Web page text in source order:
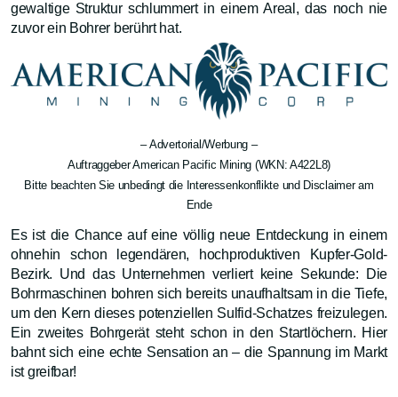
gewaltige Struktur schlummert in einem Areal, das noch nie
zuvor ein Bohrer berührt hat.
– Advertorial/Werbung –
Auftraggeber American Pacific Mining (WKN: A422L8)
Bitte beachten Sie unbedingt die Interessenkonflikte und Disclaimer am
Ende
Es ist die Chance auf eine völlig neue Entdeckung in einem
ohnehin schon legendären, hochproduktiven Kupfer-Gold-
Bezirk. Und das Unternehmen verliert keine Sekunde: Die
Bohrmaschinen bohren sich bereits unaufhaltsam in die Tiefe,
um den Kern dieses potenziellen Sulfid-Schatzes freizulegen.
Ein zweites Bohrgerät steht schon in den Startlöchern. Hier
bahnt sich eine echte Sensation an – die Spannung im Markt
ist greifbar!